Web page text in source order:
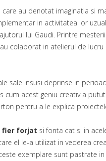
au denotat imaginatia si
in activitatea lor
lui Gaudi. Printre
colaborat in atelierul de
sale insusi deprinse in
cum acest geniu creativ a
pentru a le explica
fier forjat si fonta cat si in
el le-a utilizat in vederea
exemplare sunt pastrate in